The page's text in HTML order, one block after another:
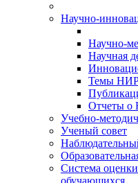
Научно-
Научно-
Научная
Темы
Отчеты
Учебно-
Ученый совет
Система оценки
обучающихся